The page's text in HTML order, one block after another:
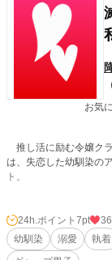
お気
推し活に励む令嬢ク
は、失恋した幼馴染の
ト。
「私への婚約破棄はい
きゃ！」
決意した彼女は、ボサ
24h.ポイント 7pt
幼馴染
溺愛 執着